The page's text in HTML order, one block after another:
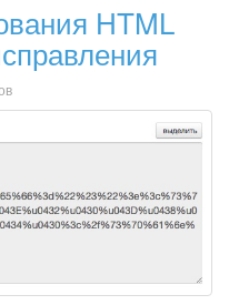
HTML